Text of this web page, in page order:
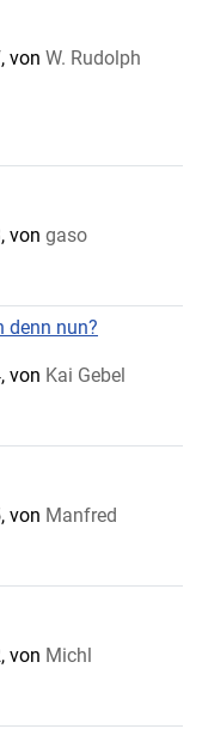
von W. Rudolph
von gaso
denn nun?
von Kai Gebel
von Manfred
von Michl